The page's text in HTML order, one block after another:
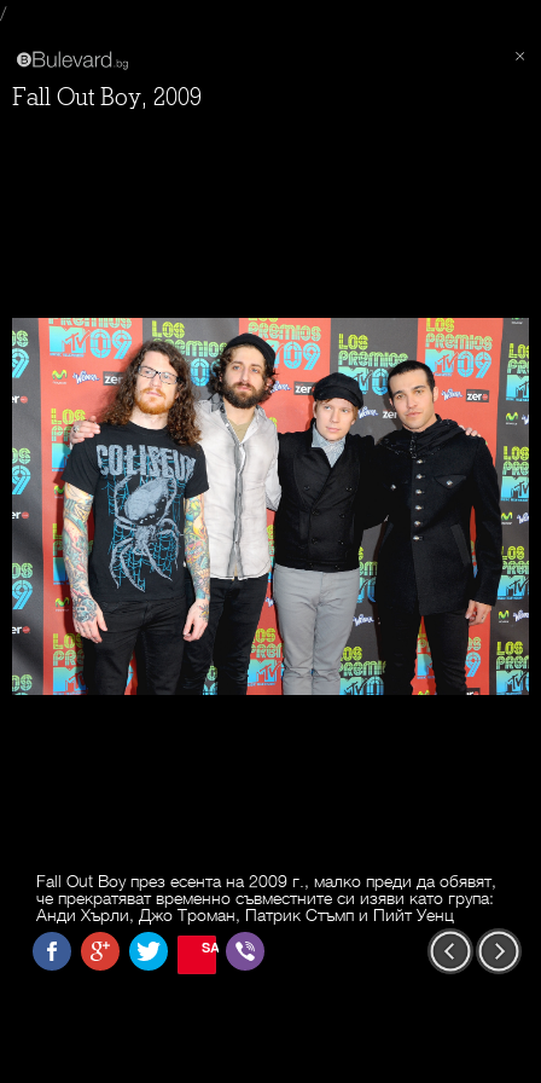
/
Fall Out Boy, 2009
Fall Out Boy през есента на 2009 г., малко преди да обявят,
че прекратяват временно съвместните си изяви като група:
Анди Хърли, Джо Троман, Патрик Стъмп и Пийт Уенц
SAVE